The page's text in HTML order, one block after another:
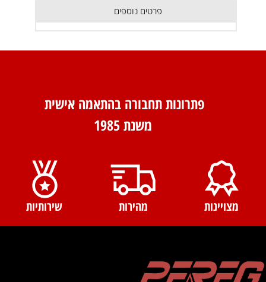
פרטים נוספים
פתרונות תחבורה בהתאמה אישית
משנת 1985
מצויינות מהירות שירותיות